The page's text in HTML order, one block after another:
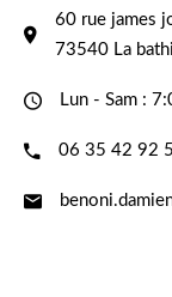
60 rue james
73540 La
Lun - Sam :
06 35 42 92